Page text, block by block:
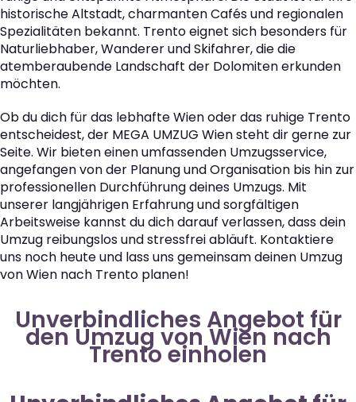
historische Altstadt, charmanten Cafés und regionalen
Spezialitäten bekannt. Trento eignet sich besonders für
Naturliebhaber, Wanderer und Skifahrer, die die
atemberaubende Landschaft der Dolomiten erkunden
möchten.
Ob du dich für das lebhafte Wien oder das ruhige Trento
entscheidest, der MEGA UMZUG Wien steht dir gerne zur
Seite. Wir bieten einen umfassenden Umzugsservice,
angefangen von der Planung und Organisation bis hin zur
professionellen Durchführung deines Umzugs. Mit
unserer langjährigen Erfahrung und sorgfältigen
Arbeitsweise kannst du dich darauf verlassen, dass dein
Umzug reibungslos und stressfrei abläuft. Kontaktiere
uns noch heute und lass uns gemeinsam deinen Umzug
von Wien nach Trento planen!
Unverbindliches Angebot für
den Umzug von Wien nach
Trento einholen